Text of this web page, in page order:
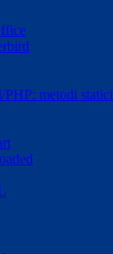
PHP: metodi statici